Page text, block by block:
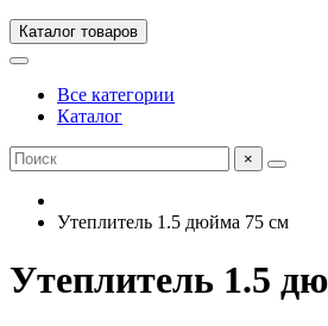
Каталог товаров
Все категории
Каталог
×
Утеплитель 1.5 дюйма 75 см
Утеплитель 1.5